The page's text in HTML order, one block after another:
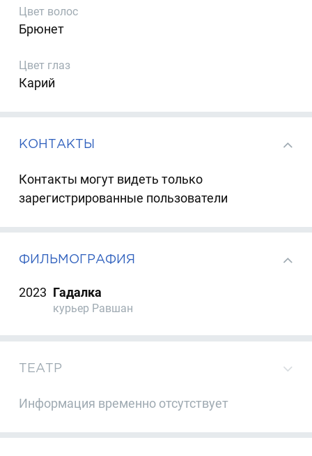
Цвет волос
Брюнет
Цвет глаз
Карий
КОНТАКТЫ
Контакты могут видеть только
зарегистрированные пользователи
ФИЛЬМОГРАФИЯ
2023 Гадалка
курьер Равшан
ТЕАТР
Информация временно отсутствует